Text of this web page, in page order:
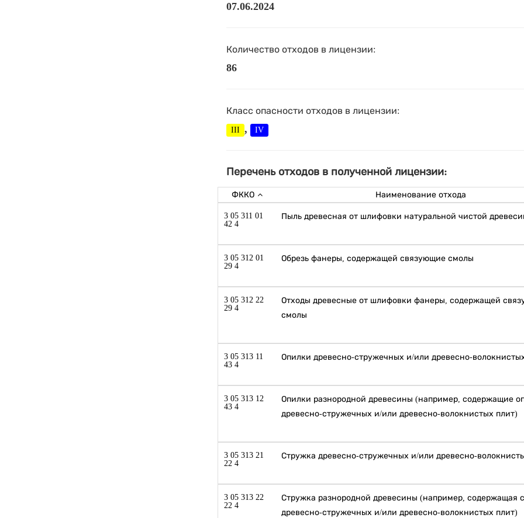
07.06.2024
Количество отходов в лицензии:
86
Класс опасности отходов в лицензии:
III , IV
Перечень отходов в полученной лицензии:
ФККО Наименование отхода
3 05 311 01
42 4
Пыль древесная от шлифовки натуральной чистой
3 05 312 01
29 4
Обрезь фанеры, содержащей связующие смолы
3 05 312 22
29 4
Отходы древесные от шлифовки фанеры, содержащей
смолы
3 05 313 11
43 4
Опилки древесно-стружечных и/или древесно-
3 05 313 12
43 4
Опилки разнородной древесины (например, содержащие
древесно-стружечных и/или древесно-волокнистых плит)
3 05 313 21
22 4
Стружка древесно-стружечных и/или древесно-
3 05 313 22
22 4
Стружка разнородной древесины (например, содержащая
древесно-стружечных и/или древесно-волокнистых плит)